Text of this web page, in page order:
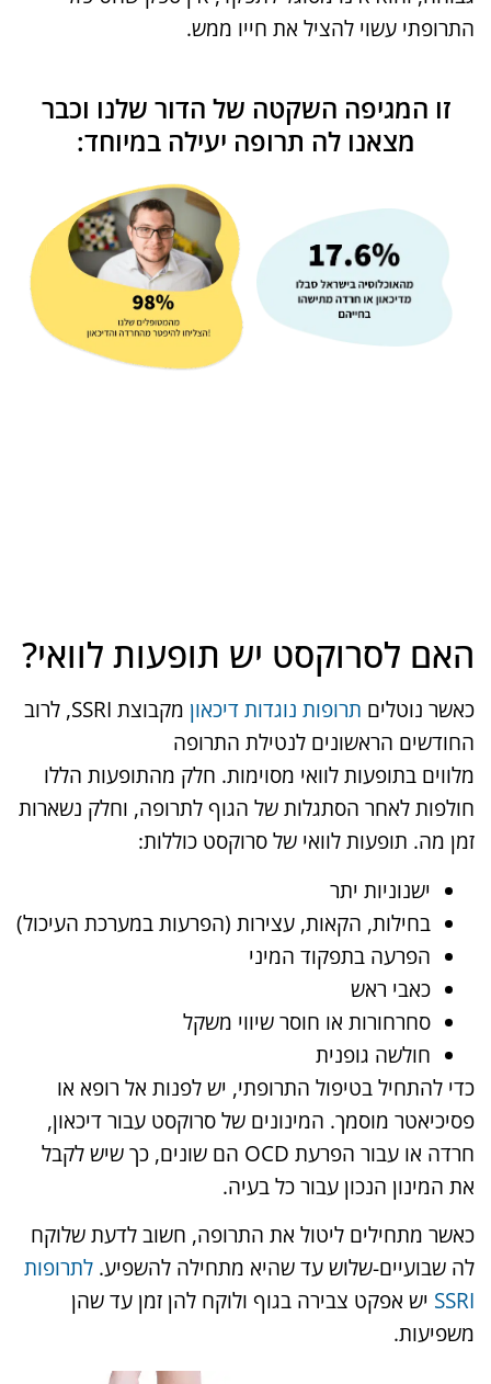
התרופתי עשוי להציל את חייו ממש.
זו המגיפה השקטה של הדור שלנו וכבר
מצאנו לה תרופה יעילה במיוחד:
האם לסרוקסט יש תופעות לוואי?
כאשר נוטלים תרופות נוגדות דיכאון
מקבוצת SSRI, לרוב
החודשים הראשונים לנטילת התרופה
מלווים בתופעות לוואי מסוימות. חלק מהתופעות הללו
חולפות לאחר הסתגלות של הגוף לתרופה, וחלק נשארות
זמן מה. תופעות לוואי של סרוקסט כוללות:
ישנוניות יתר
בחילות, הקאות, עצירות (הפרעות במערכת העיכול)
הפרעה בתפקוד המיני
כאבי ראש
סחרחורות או חוסר שיווי משקל
חולשה גופנית
כדי להתחיל בטיפול התרופתי, יש לפנות אל רופא או
פסיכיאטר מוסמך. המינונים של סרוקסט עבור דיכאון,
חרדה או עבור הפרעת OCD הם שונים, כך שיש לקבל
את המינון הנכון עבור כל בעיה.
כאשר מתחילים ליטול את התרופה, חשוב לדעת שלוקח
לה שבועיים-שלוש עד שהיא מתחילה להשפיע. לתרופות
SSRI יש אפקט צבירה בגוף ולוקח להן זמן עד שהן
משפיעות.